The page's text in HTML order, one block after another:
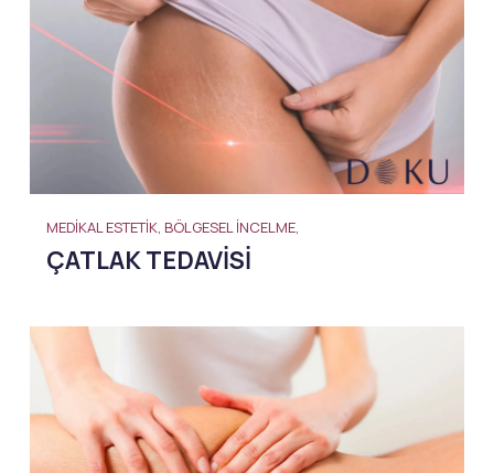
MEDIKAL ESTETIK, BÖLGESEL İNCELME,
ÇATLAK TEDAVISI